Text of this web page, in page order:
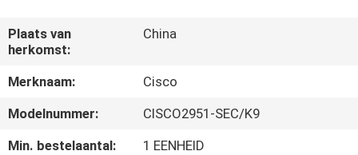
OVER
ONS
FABRIEKSTOCHT
Plaats van
herkomst:
China
Merknaam:
Cisco
Modelnummer:
CISCO2951-SEC/K9
Min. bestelaantal:
1 EENHEID